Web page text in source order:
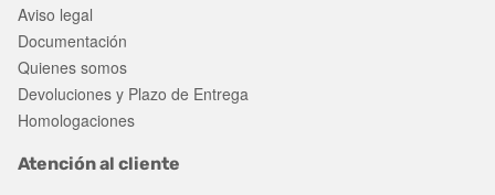
Aviso legal
Documentación
Quienes somos
Devoluciones y Plazo de Entrega
Homologaciones
Atención al cliente